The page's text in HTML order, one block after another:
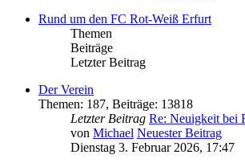
Rund um den FC Rot-Weiß Erfurt
Themen
Beiträge
Letzter Beitrag
Der Verein
Themen: 187, Beiträge: 13818
Letzter Beitrag Re: Neuigkeit bei
von Michael Neuester Beitrag
Dienstag 3. Februar 2026, 17:47